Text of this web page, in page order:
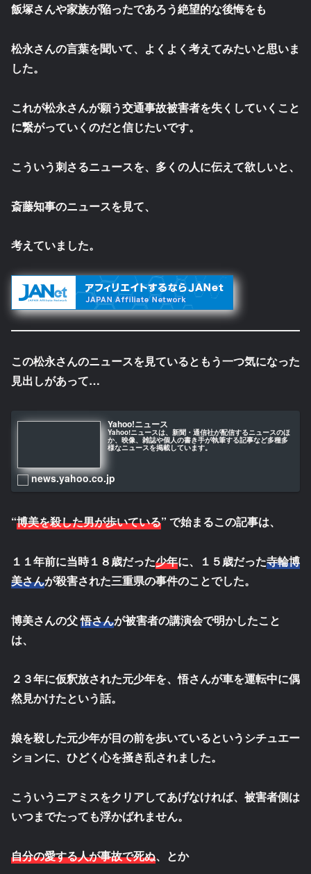
飯塚さんや家族が陥ったであろう絶望的な後悔をも
松永さんの言葉を聞いて、よくよく考えてみたいと思いま
した。
これが松永さんが願う交通事故被害者を失くしていくこと
に繋がっていくのだと信じたいです。
こういう刺さるニュースを、多くの人に伝えて欲しいと、
斎藤知事のニュースを見て、
考えていました。
この松永さんのニュースを見ているともう一つ気になった
見出しがあって…
Yahoo!ニュース
Yahoo!ニュースは、新聞・通信社が配信するニュースのほ
か、映像、雑誌や個人の書き手が執筆する記事など多種多
様なニュースを掲載しています。
news.yahoo.co.jp
“博美を殺した男が歩いている” で始まるこの記事は、
１１年前に当時１８歳だった少年に、１５歳だった寺輪博
美さんが殺害された三重県の事件のことでした。
博美さんの父悟さんが被害者の講演会で明かしたこと
は、
２３年に仮釈放された元少年を、悟さんが車を運転中に偶
然見かけたという話。
娘を殺した元少年が目の前を歩いているというシチュエー
ションに、ひどく心を掻き乱されました。
こういうニアミスをクリアしてあげなければ、被害者側は
いつまでたっても浮かばれません。
自分の愛する人が事故で死ぬ、とか